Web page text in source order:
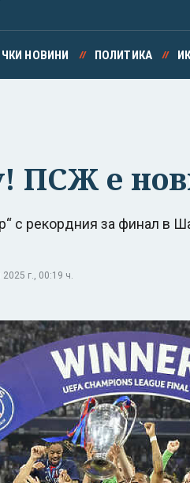
НОВИНИ ПОЛИТИКА
ПСЖ е
с рекордния за финал в
г., 00:19 ч.